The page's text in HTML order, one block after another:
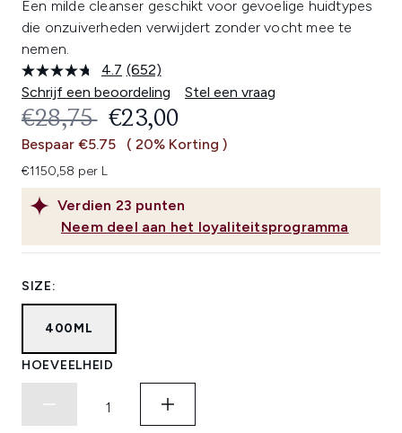
Een milde cleanser geschikt voor gevoelige huidtypes
die onzuiverheden verwijdert zonder vocht mee te
nemen.
4.7 Lees
652
beoordelingen.
Dezelfde
paginalink.
(652)
Schrijf een beoordeling
Stel een vraag
Verdien 23 punten
Neem deel aan het loyaliteitsprogramma
RECOMMENDED RETAIL PRICE:
€28,75 HUIDIGE PRIJS:
€23,00
Bespaar €5.75 ( 20% Korting )
€1150,58 per L
SIZE:
400ML
HOEVEELHEID